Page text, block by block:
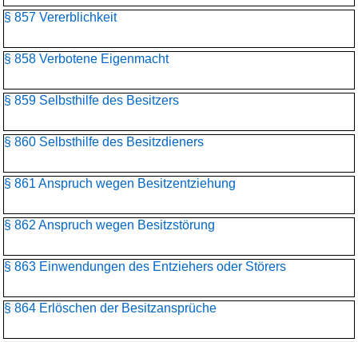
§ 857 Vererblichkeit
§ 858 Verbotene Eigenmacht
§ 859 Selbsthilfe des Besitzers
§ 860 Selbsthilfe des Besitzdieners
§ 861 Anspruch wegen Besitzentziehung
§ 862 Anspruch wegen Besitzstörung
§ 863 Einwendungen des Entziehers oder Störers
§ 864 Erlöschen der Besitzansprüche